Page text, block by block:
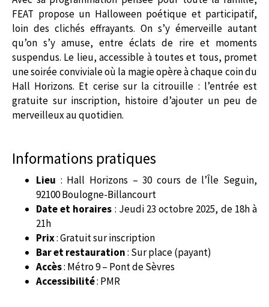
FEAT propose un Halloween poétique et participatif,
loin des clichés effrayants. On s’y émerveille autant
qu’on s’y amuse, entre éclats de rire et moments
suspendus. Le lieu, accessible à toutes et tous, promet
une soirée conviviale où la magie opère à chaque coin du
Hall Horizons. Et cerise sur la citrouille : l’entrée est
gratuite sur inscription, histoire d’ajouter un peu de
merveilleux au quotidien.
Informations pratiques
Lieu : Hall Horizons – 30 cours de l’Île Seguin,
92100 Boulogne-Billancourt
Date et horaires : Jeudi 23 octobre 2025, de 18h à
21h
Prix: Gratuit sur inscription
Bar et restauration: Sur place (payant)
Accès: Métro 9 – Pont de Sèvres
Accessibilité: PMR